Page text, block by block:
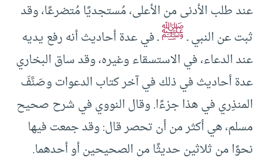
عند طلب الأدنى من الأعلى، مُستجديًا مُتضرعًا، وقد
ثبت عن النبي ـﷺـ في عدة أحاديث أنه رفع يديه
عند الدعاء، في الاستسقاء وغيره، وقد ساق البخاري
عدة أحاديث في ذلك في آخر كتاب الدعوات وصَنَّفَ
المنذِري في هذا جزءًا. وقال النووي في شرح صحيح
مسلم، هي أكثر من أن تحصر قال: وقد جمعت فيها
نحوًا من ثلاثين حديثًا من الصحيحين أو أحدهما.